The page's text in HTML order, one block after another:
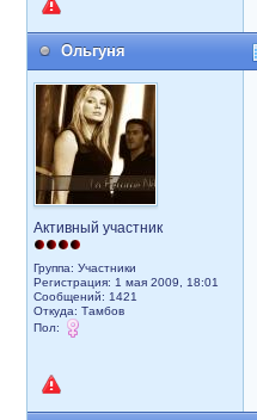
Ольгуня
Активный участник
Группа: Участники
Регистрация: 1 мая 2009, 18:01
Сообщений: 1421
Откуда: Тамбов
Пол: